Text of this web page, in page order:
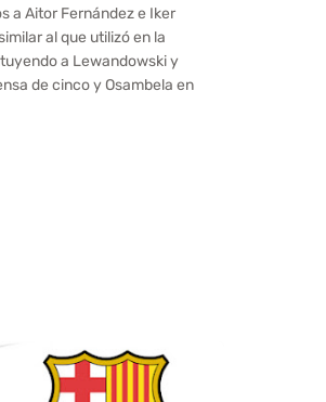
a Aitor Fernández e Iker
al que utilizó en la
a Lewandowski y
de cinco y Osambela en